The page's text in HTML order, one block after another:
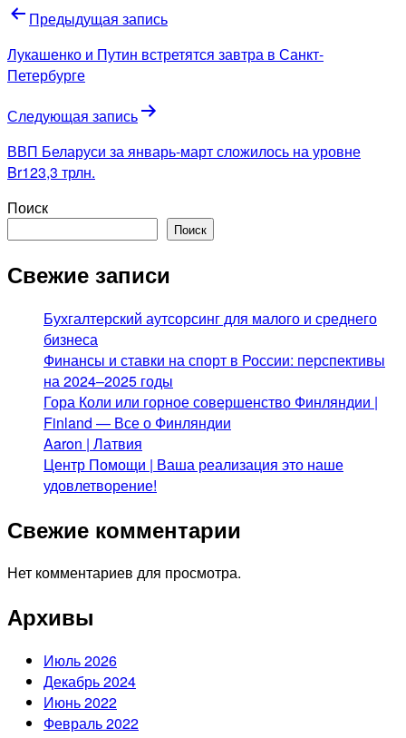
Навигация
по
записям
Предыдущая запись
Лукашенко и Путин встретятся завтра в Санкт-
Петербурге
Следующая запись
ВВП Беларуси за январь-март сложилось на уровне
Br123,3 трлн.
Поиск
Поиск
Свежие записи
Бухгалтерский аутсорсинг для малого и среднего
бизнеса
Финансы и ставки на спорт в России: перспективы
на 2024–2025 годы
Гора Коли или горное совершенство Финляндии |
Finland — Все о Финляндии
Aaron | Латвия
Центр Помощи | Ваша реализация это наше
удовлетворение!
Свежие комментарии
Нет комментариев для просмотра.
Архивы
Июль 2026
Декабрь 2024
Июнь 2022
Февраль 2022